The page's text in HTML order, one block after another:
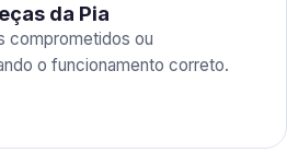
da Pia
comprometidos ou
o funcionamento correto.